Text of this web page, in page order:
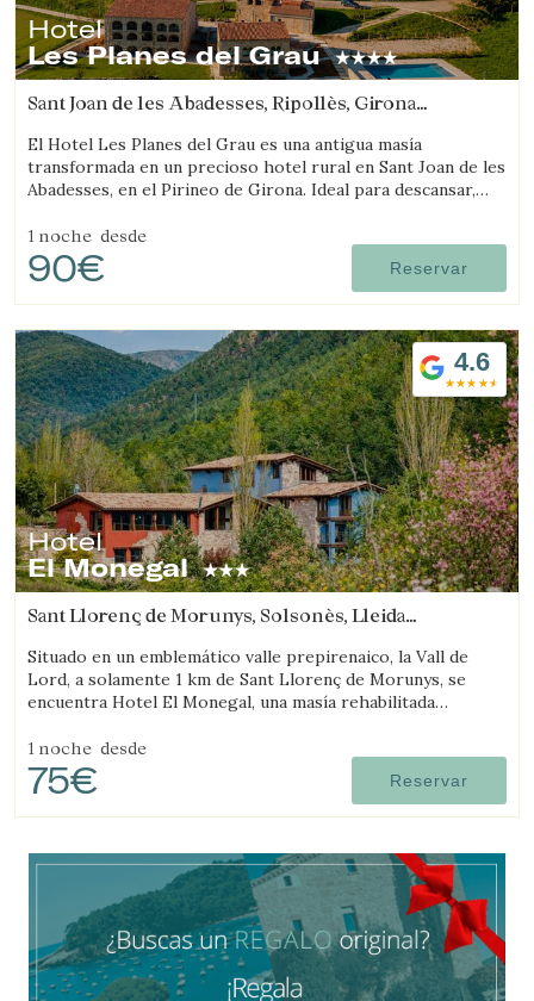
Hotel
Les Planes del Grau
Sant Joan de les Abadesses, Ripollès, Girona
El Hotel Les Planes del Grau es una antigua masía
transformada en un precioso hotel rural en Sant Joan de les
Abadesses, en el Pirineo de Girona. Ideal para descansar,
1 noche desde
90€ Reservar
4.6
Hotel
El Monegal
Sant Llorenç de Morunys, Solsonès, Lleida
Situado en un emblemático valle prepirenaico, la Vall de
Lord, a solamente 1 km de Sant Llorenç de Morunys, se
encuentra Hotel El Monegal, una masía rehabilitada
1 noche desde
75€ Reservar